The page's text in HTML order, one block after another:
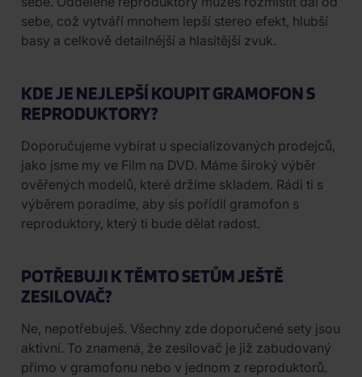
sebe, což vytváří mnohem lepší stereo efekt, hlubší
basy a celkově detailnější a hlasitější zvuk.
KDE JE NEJLEPŠÍ KOUPIT GRAMOFON S
REPRODUKTORY?
Doporučujeme vybírat u specializovaných prodejců,
jako jsme my ve Film na DVD. Máme široký výběr
ověřených modelů, které držíme skladem. Rádi ti s
výběrem poradíme, aby sis pořídil gramofon s
reproduktory, který ti bude dělat radost.
POTŘEBUJI K TĚMTO SETŮM JEŠTĚ
ZESILOVAČ?
Ne, nepotřebuješ. Všechny zde doporučené sety jsou
aktivní. To znamená, že zesilovač je již zabudovaný
přímo v gramofonu nebo v jednom z reproduktorů.